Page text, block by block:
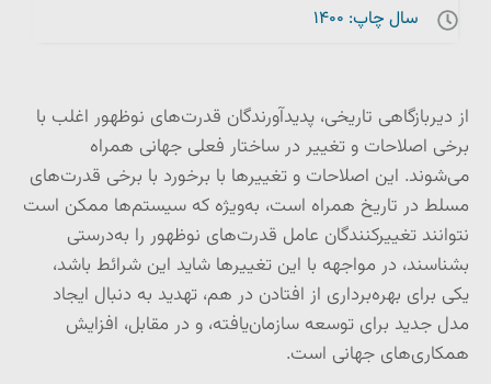
سال چاپ: 1400
از دیربازگاهی تاریخی، پدیدآورندگان قدرت‌های نوظهور اغلب با
برخی اصلاحات و تغییر در ساختار فعلی جهانی همراه
می‌شوند. این اصلاحات و تغییرها با برخورد با برخی قدرت‌های
مسلط در تاریخ همراه است، به‌ویژه که سیستم‌ها ممکن است
نتوانند تغییرکنندگان عامل قدرت‌های نوظهور را به‌درستی
بشناسند، در مواجهه با این تغییرها شاید این شرائط باشد،
یکی برای بهره‌برداری از افتادن در هم، تهدید به دنبال ایجاد
مدل جدید برای توسعه سازمان‌یافته، و در مقابل، افزایش
همکاری‌های جهانی است.